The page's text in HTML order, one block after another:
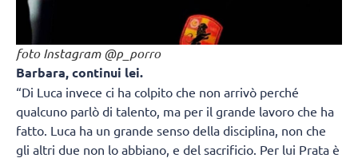
foto Instagram @p_porro
Barbara, continui lei.
“Di Luca invece ci ha colpito che non arrivò perché
qualcuno parlò di talento, ma per il grande lavoro che ha
fatto. Luca ha un grande senso della disciplina, non che
gli altri due non lo abbiano, e del sacrificio. Per lui Prata è